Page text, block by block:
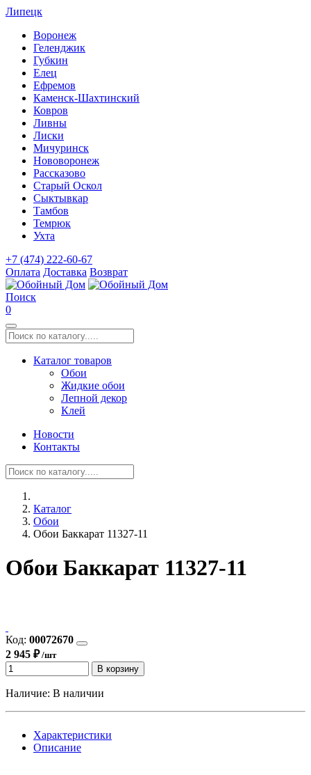
Липецк
Воронеж
Геленджик
Губкин
Елец
Ефремов
Каменск-Шахтинский
Ковров
Ливны
Лиски
Мичуринск
Нововоронеж
Рассказово
Старый Оскол
Сыктывкар
Тамбов
Темрюк
Ухта
+7 (474) 222-60-67
Оплата Доставка Возврат
Поиск
0
Каталог товаров
Обои
Жидкие обои
Лепной декор
Клей
Новости
Контакты
Каталог
Обои
Обои Баккарат 11327-11
Обои Баккарат 11327-11
Код: 00072670
2 945 ₽/шт
В корзину
Наличие: В наличии
Характеристики
Описание